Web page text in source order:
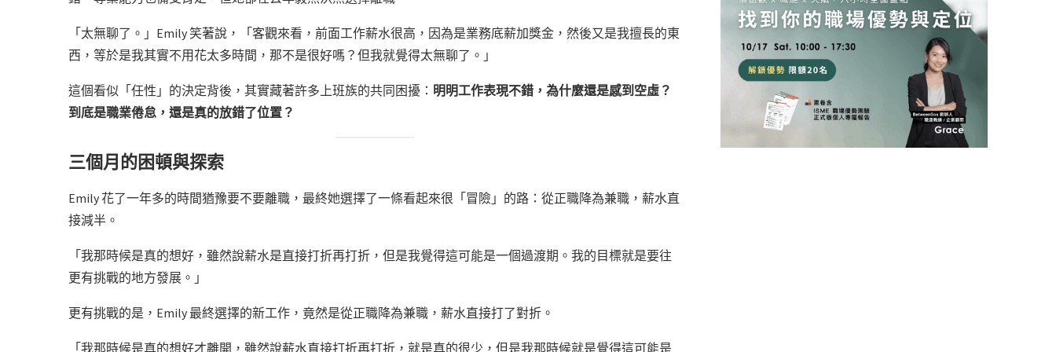
「太無聊了。」Emily 笑著說，「客觀來看，前面工作薪水很高，因為是業務底薪加獎金，然後又是我擅長的東
西，等於是我其實不用花太多時間，那不是很好嗎？但我就覺得太無聊了。」
這個看似「任性」的決定背後，其實藏著許多上班族的共同困擾： 明明工作表現不錯，為什麼還是感到空虛？
到底是職業倦怠，還是真的放錯了位置？
三個月的困頓與探索
Emily 花了一年多的時間猶豫要不要離職，最終她選擇了一條看起來很「冒險」的路：從正職降為兼職，薪水直
接減半。
「我那時候是真的想好，雖然說薪水是直接打折再打折，但是我覺得這可能是一個過渡期。我的目標就是要往
更有挑戰的地方發展。」
更有挑戰的是，Emily 最終選擇的新工作，竟然是從正職降為兼職，薪水直接打了對折。
「我那時候是真的想好才離開，雖然說薪水直接打折再打折，就是真的很少，但是我那時候就是覺得這可能是